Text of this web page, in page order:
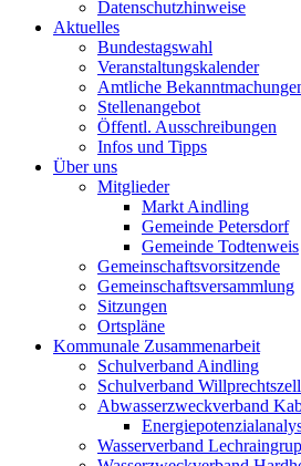
Datenschutzhinweise
Aktuelles
Bundestagswahl
Veranstaltungskalender
Amtliche
Stellenangebot
Öffentl. Ausschreibungen
Infos und Tipps
Über uns
Mitglieder
Markt Aindling
Gemeinde Petersdorf
Gemeinde Todtenweis
Gemeinschaftsvorsitzende
Gemeinschaftsversammlung
Sitzungen
Ortspläne
Kommunale Zusammenarbeit
Schulverband Aindling
Schulverband Willprechtszell
Abwasserzweckverband
Wasserverband